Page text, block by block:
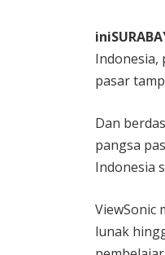
Indonesia,
pasar
Dan
pangsa
Indonesia
ViewSonic
lunak